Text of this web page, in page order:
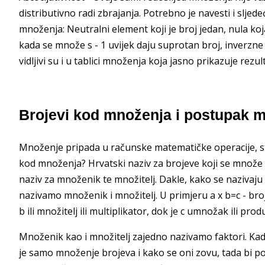
distributivno radi zbrajanja. Potrebno je navesti i
množenja: Neutralni element koji je broj jedan, nula
kada se množe s - 1 uvijek daju suprotan broj,
vidljivi su i u tablici množenja koja jasno prikazuje
Brojevi kod množenja i postupak
Množenje pripada u računske matematičke
kod množenja? Hrvatski naziv za brojeve koji se
naziv za množenik te množitelj. Dakle, kako se nazivaju
nazivamo množenik i množitelj. U primjeru a x b=c -
b ili množitelj ili multiplikator, dok je c umnožak ili
Množenik kao i množitelj zajedno nazivamo faktori.
je samo množenje brojeva i kako se oni zovu, tada bi